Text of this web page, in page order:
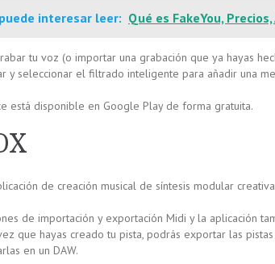
interesar leer: Qué es FakeYou,
tu voz (o importar una grabación que ya hayas
y seleccionar el filtrado inteligente para añadir una
está disponible en Google Play de forma gratuita.
de creación musical de síntesis modular
de importación y exportación Midi y la aplicación
que hayas creado tu pista, podrás exportar las
en un DAW.